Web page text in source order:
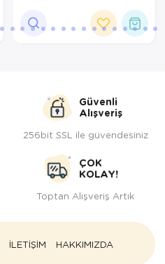
Güvenli
Alışveriş
256bit SSL ile güvendesiniz
ÇOK
KOLAY!
Toptan Alışveriş Artık
İLETİŞİM HAKKIMIZDA